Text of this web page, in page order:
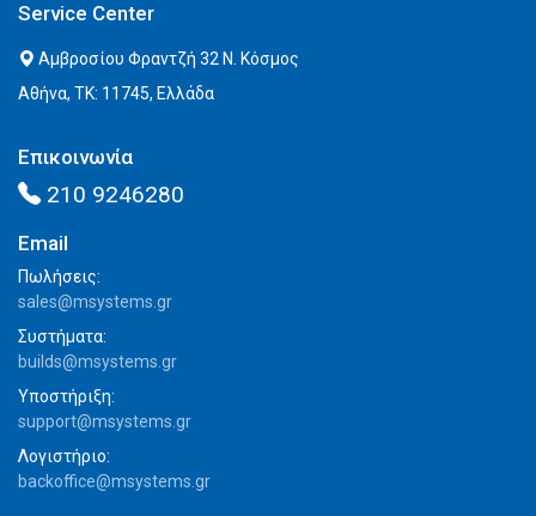
Service Center
Αμβροσίου Φραντζή 32 Ν. Κόσμος
Αθήνα, ΤΚ: 11745, Ελλάδα
Επικοινωνία
210 9246280
Email
Πωλήσεις:
sales@msystems.gr
Συστήματα:
builds@msystems.gr
Υποστήριξη:
support@msystems.gr
Λογιστήριο:
backoffice@msystems.gr